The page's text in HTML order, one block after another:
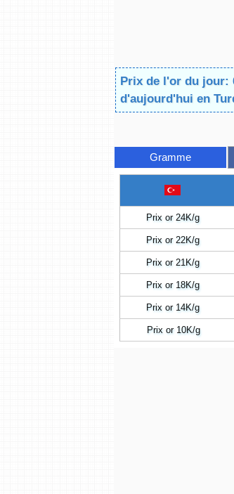
Prix de l'or du jour:
d'aujourd'hui en
Gramme
Prix or 24K/g
Prix or 22K/g
Prix or 21K/g
Prix or 18K/g
Prix or 14K/g
Prix or 10K/g